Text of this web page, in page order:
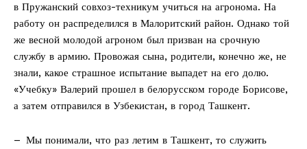
в Пружанский совхоз-­техникум учиться на агронома. На
работу он распределился в Малоритский район. Однако той
же весной молодой агроном был призван на срочную
службу в армию. Провожая сына, родители, конечно же, не
знали, какое страшное испытание выпадет на его долю.
«Учебку» Валерий прошел в белорусском городе Борисове,
а затем отправился в Узбекистан, в город Ташкент.
– Мы понимали, что раз летим в Ташкент, то служить